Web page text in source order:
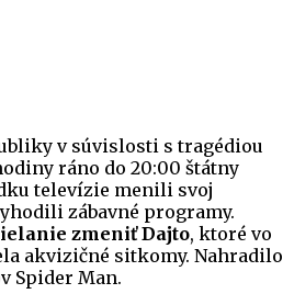
v súvislosti s tragédiou
ráno do 20:00 štátny
televízie menili svoj
zábavné programy.
zmeniť Dajto, ktoré vo
akvizičné sitkomy. Nahradilo
Spider Man.